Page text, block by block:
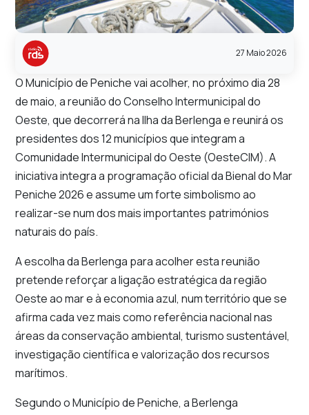
27 Maio 2026
O Município de Peniche vai acolher, no próximo dia 28
de maio, a reunião do Conselho Intermunicipal do
Oeste, que decorrerá na Ilha da Berlenga e reunirá os
presidentes dos 12 municípios que integram a
Comunidade Intermunicipal do Oeste (OesteCIM). A
iniciativa integra a programação oficial da Bienal do Mar
Peniche 2026 e assume um forte simbolismo ao
realizar-se num dos mais importantes patrimónios
naturais do país.
A escolha da Berlenga para acolher esta reunião
pretende reforçar a ligação estratégica da região
Oeste ao mar e à economia azul, num território que se
afirma cada vez mais como referência nacional nas
áreas da conservação ambiental, turismo sustentável,
investigação científica e valorização dos recursos
marítimos.
Segundo o Município de Peniche, a Berlenga